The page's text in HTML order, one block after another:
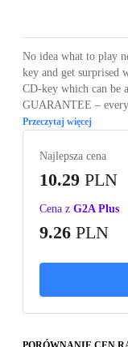
No idea what to play
key and get surprised
CD-key which can
GUARANTEE – every
Przeczytaj więcej
Najlepsza cena
10.29 PLN
Cena z G2A Plus
9.26 PLN